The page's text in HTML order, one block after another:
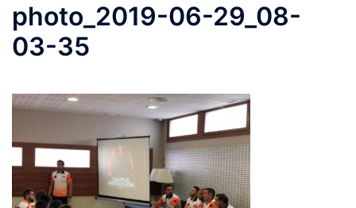
photo_2019-06-29_08-
03-35